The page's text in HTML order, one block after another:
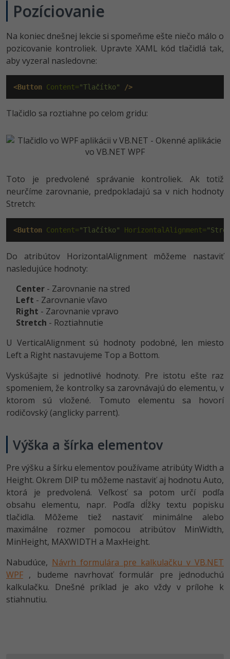
Pozíciovanie
Na koniec dnešnej lekcie si spomeňme ešte niečo málo o
pozicovanie kontroliek. Upravte XAML kód tlačidlá tak,
aby vyzeral nasledovne:
<Button Content="Tlačítko" />
Tlačidlo sa roztiahne po celom gridu:
Toto je predvolené správanie kontroliek. Ak totiž
neurčíme zarovnanie, predpokladajú sa v nich hodnoty
Stretch:
<Button Content="Tlačítko" HorizontalAlignment=
Do atribútov HorizontalAlignment môžeme nastaviť
nasledujúce hodnoty:
Center - Zarovnanie na stred
Left - Zarovnanie vľavo
Right - Zarovnanie vpravo
Stretch - Roztiahnutie
U VerticalAlignment sú hodnoty podobné, len miesto
Left a Right nastavujeme Top a Bottom.
Vyskúšajte si jednotlivé hodnoty. Pre istotu ešte raz
spomeniem, že kontrolky sa zarovnávajú do elementu, v
ktorom sú vložené. Tomuto elementu sa hovorí
rodičovský (anglicky parrent).
Výška a šírka elementov
Pre výšku a šírku elementov používame atribúty Width a
Height. Okrem DIP tu môžeme nastaviť aj hodnotu Auto,
ktorá je predvolená. Veľkosť sa potom určí podľa
obsahu elementu, napr. Podľa dĺžky textu popisku
tlačidla. Môžeme tiež nastaviť minimálne alebo
maximálne rozmer pomocou atribútov MinWidth,
MinHeight, MAXWIDTH a MaxHeight.
Nabudúce, Návrh formulára pre kalkulačku v VB.NET
WPF , budeme navrhovať formulár pre jednoduchú
kalkulačku. Dnešné príklad je ako vždy v prílohe k
stiahnutiu.